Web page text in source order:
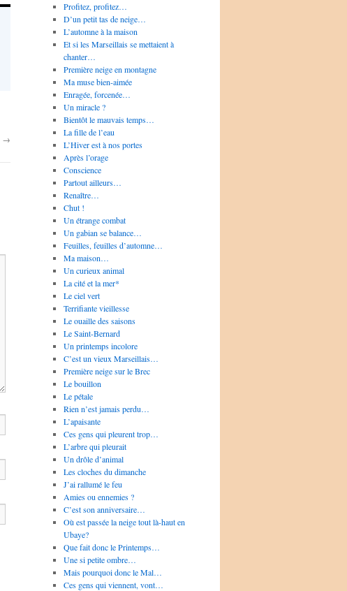
→
Profitez, profitez…
D’un petit tas de neige…
L’automne à la maison
Et si les Marseillais se mettaient à
chanter…
Première neige en montagne
Ma muse bien-aimée
Enragée, forcenée…
Un miracle ?
Bientôt le mauvais temps…
La fille de l’eau
L’Hiver est à nos portes
Après l’orage
Conscience
Partout ailleurs…
Renaître…
Chut !
Un étrange combat
Un gabian se balance…
Feuilles, feuilles d’automne…
Ma maison…
Un curieux animal
La cité et la mer*
Le ciel vert
Terrifiante vieillesse
Le ouaille des saisons
Le Saint-Bernard
Un printemps incolore
C’est un vieux Marseillais…
Première neige sur le Brec
Le bouillon
Le pétale
Rien n’est jamais perdu…
L’apaisante
Ces gens qui pleurent trop…
L’arbre qui pleurait
Un drôle d’animal
Les cloches du dimanche
J’ai rallumé le feu
Amies ou ennemies ?
C’est son anniversaire…
Où est passée la neige tout là-haut en
Ubaye?
Que fait donc le Printemps…
Une si petite ombre…
Mais pourquoi donc le Mal…
Ces gens qui viennent, vont…